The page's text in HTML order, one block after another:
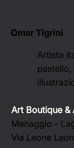
Omar Tigrini
Artista
pastello,
Art Boutique &
Menaggio -